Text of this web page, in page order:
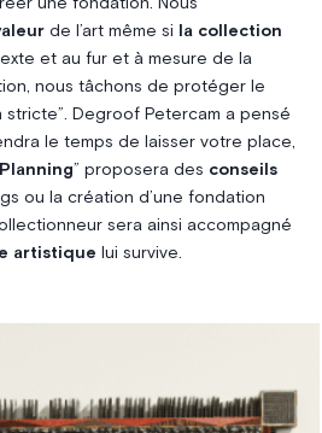
une fondation. Nous
de l’art même si
la collection
et au fur et à mesure de la
nous tâchons de protéger le
Degroof Petercam a pensé
le temps de laisser votre place,
” proposera des conseils
ou la création d’une fondation
sera ainsi accompagné
artistique lui survive.